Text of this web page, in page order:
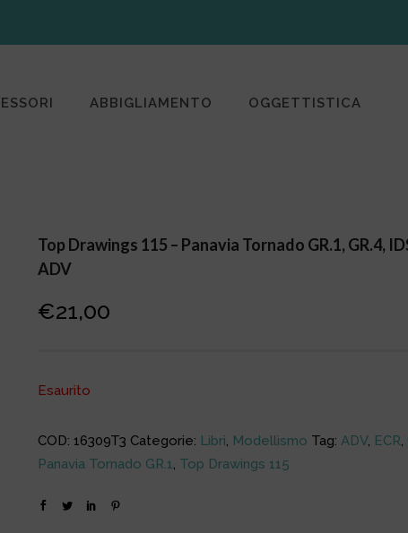
ABBIGLIAMENTO OGGETTISTICA
Top Drawings 115 – Panavia Tornado GR.1, GR.4,
ADV
€21,00
Esaurito
COD:16309T3 Categorie: Libri, Modellismo Tag:ADV, ECR,
Panavia Tornado GR.1, Top Drawings 115